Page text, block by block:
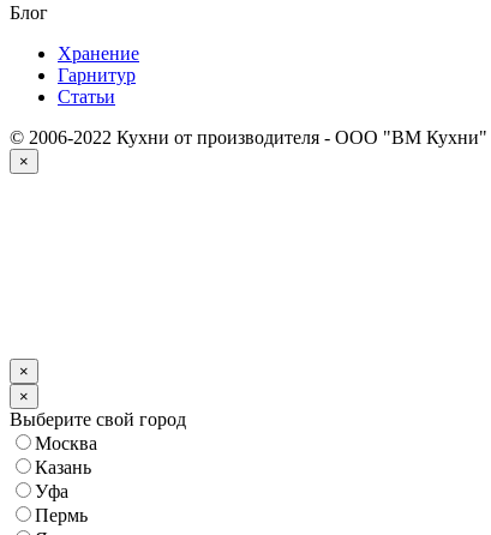
Блог
Хранение
Гарнитур
Статьи
© 2006-2022 Кухни от производителя - ООО "ВМ Кухни"
×
×
×
Выберите свой город
Москва
Казань
Уфа
Пермь